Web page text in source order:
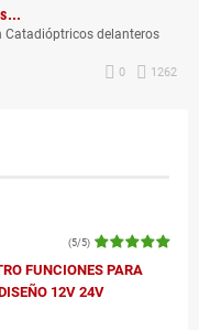
Catadióptricos delanteros
1262
0
(5/5)
FUNCIONES PARA
12V 24V